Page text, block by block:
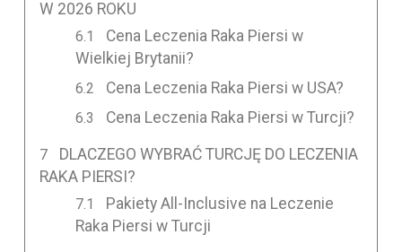
W 2026 ROKU
Cena Leczenia Raka Piersi w
Wielkiej Brytanii?
Cena Leczenia Raka Piersi w USA?
Cena Leczenia Raka Piersi w Turcji?
DLACZEGO WYBRAĆ TURCJĘ DO LECZENIA
RAKA PIERSI?
Pakiety All-Inclusive na Leczenie
Raka Piersi w Turcji